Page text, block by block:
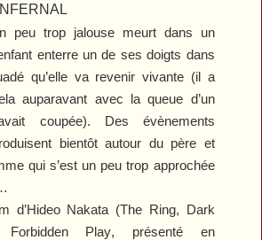
peu trop jalouse meurt dans un
enterre un de ses doigts dans
qu’elle va revenir vivante (il a
auparavant avec la queue d’un
coupée). Des évènements
bientôt autour du père et
qui s’est un peu trop approchée
d’Hideo Nakata (The Ring, Dark
Play, présenté en